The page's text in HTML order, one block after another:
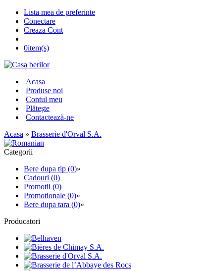
Lista mea de preferinte
Conectare
Creaza Cont
0item(s)
Acasa
Produse noi
Contul meu
Plăteşte
Contactează-ne
Acasa » Brasserie d'Orval S.A.
Categorii
Bere dupa tip (0)»
Cadouri (0)
Promotii (0)
Promotionale (0)»
Bere dupa tara (0)»
Producatori